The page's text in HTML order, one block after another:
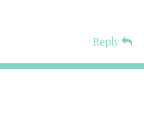
Reply